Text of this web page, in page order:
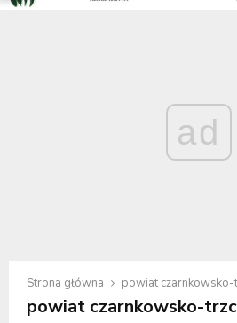
ad
Strona główna powiat czarnkowsko-
powiat czarnkowsko-